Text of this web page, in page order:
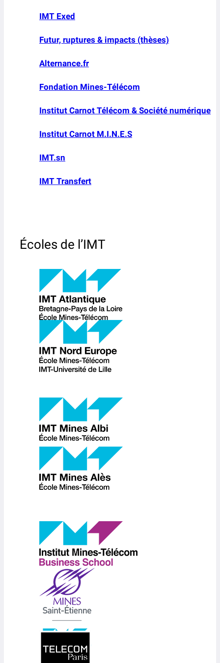
IMT Exed
Futur, ruptures & impacts (thèses)
Alternance.fr
Fondation Mines-Télécom
Institut Carnot Télécom & Société numérique
Institut Carnot M.I.N.E.S
IMT.sn
IMT Transfert
Écoles de l’IMT